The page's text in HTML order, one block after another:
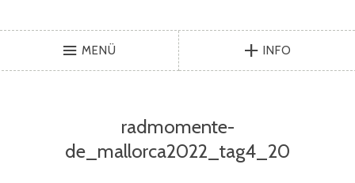
MENÜ INFO
radmomente-
de_mallorca2022_tag4_20